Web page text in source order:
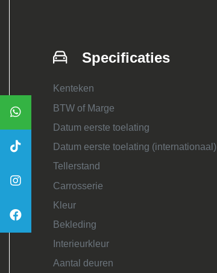
Specificaties
Kenteken
BTW of Marge
Datum eerste toelating
Datum eerste toelating (internationaal)
Tellerstand
Carrosserie
Kleur
Bekleding
Interieurkleur
Aantal deuren